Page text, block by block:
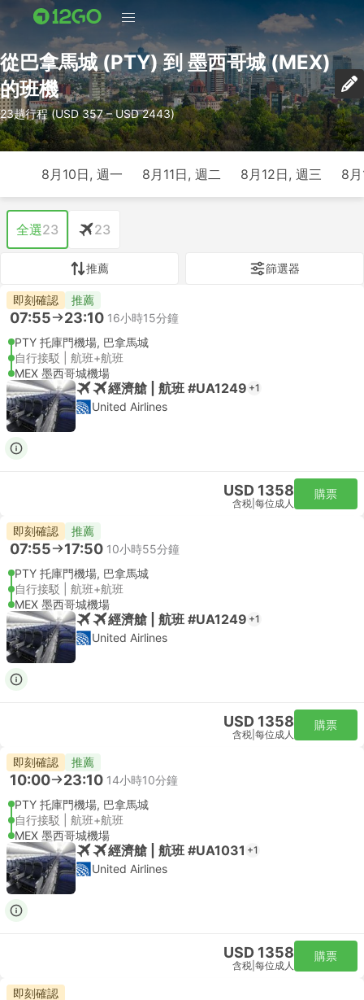
從巴拿馬城 (PTY) 到 墨西哥城 (MEX)
的班機
23趟行程 (USD 357 – USD 2443)
8月10日, 週一 8月11日, 週二 8月12日, 週三 8
全選23 23
推薦 篩選器
即刻確認 推薦
07:55 23:10 16小時15分鐘
PTY 托庫門機場, 巴拿馬城
自行接駁 | 航班+航班
MEX 墨西哥城機場
經濟艙 | 航班 #UA1249 +1
United Airlines
USD 1358
含税 每位成人
購票
即刻確認 推薦
07:55 17:50 10小時55分鐘
PTY 托庫門機場, 巴拿馬城
自行接駁 | 航班+航班
MEX 墨西哥城機場
經濟艙 | 航班 #UA1249 +1
United Airlines
USD 1358
含税 每位成人
購票
即刻確認 推薦
10:00 23:10 14小時10分鐘
PTY 托庫門機場, 巴拿馬城
自行接駁 | 航班+航班
MEX 墨西哥城機場
經濟艙 | 航班 #UA1031 +1
United Airlines
USD 1358
含税 每位成人
購票
即刻確認